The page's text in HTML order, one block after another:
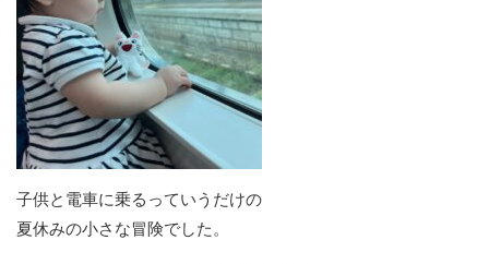
子供と電車に乗るっていうだけの
夏休みの小さな冒険でした。